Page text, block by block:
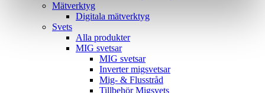
Mätverktyg
Digitala mätverktyg
Svets
Alla produkter
MIG svetsar
MIG svetsar
Inverter migsvetsar
Mig- & Flusstråd
Tillbehör Migsvets